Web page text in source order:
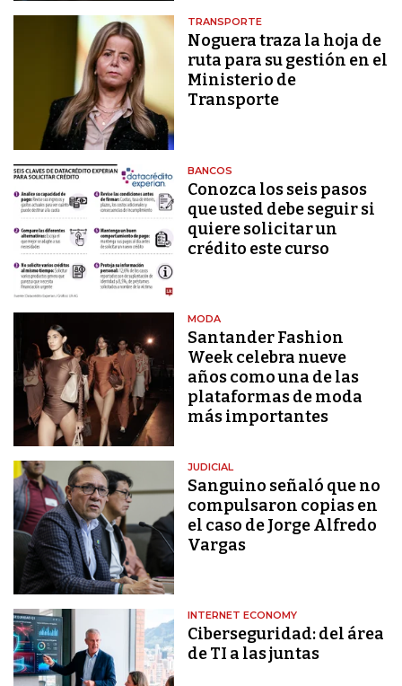
TRANSPORTE
Noguera traza la hoja de
ruta para su gestión en el
Ministerio de
Transporte
BANCOS
Conozca los seis pasos
que usted debe seguir si
quiere solicitar un
crédito este curso
MODA
Santander Fashion
Week celebra nueve
años como una de las
plataformas de moda
más importantes
JUDICIAL
Sanguino señaló que no
compulsaron copias en
el caso de Jorge Alfredo
Vargas
INTERNET ECONOMY
Ciberseguridad: del área
de TI a las juntas